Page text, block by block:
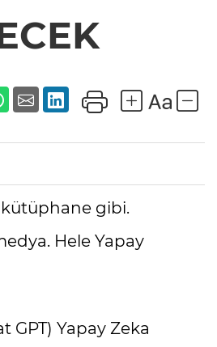
kütüphane gibi.
Hele Yapay
Yapay Zeka